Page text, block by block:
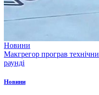
Новини
Макгрегор програв
раунді
Новини